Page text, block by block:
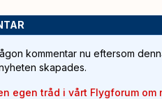
kommentar nu eftersom
skapades.
egen tråd i vårt Flygforum om